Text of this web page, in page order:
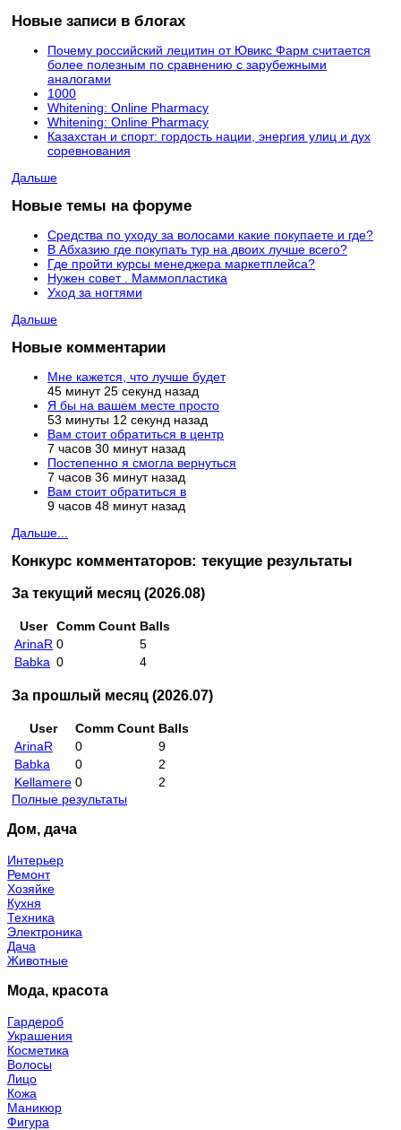
Новые записи в блогах
Почему российский лецитин от Ювикс Фарм считается
более полезным по сравнению с зарубежными
аналогами
1000
Whitening: Online Pharmacy
Whitening: Online Pharmacy
Казахстан и спорт: гордость нации, энергия улиц и дух
соревнования
Дальше
Новые темы на форуме
Средства по уходу за волосами какие покупаете и где?
В Абхазию где покупать тур на двоих лучше всего?
Где пройти курсы менеджера маркетплейса?
Нужен совет . Маммопластика
Уход за ногтями
Дальше
Новые комментарии
Мне кажется, что лучше будет
45 минут 25 секунд назад
Я бы на вашем месте просто
53 минуты 12 секунд назад
Вам стоит обратиться в центр
7 часов 30 минут назад
Постепенно я смогла вернуться
7 часов 36 минут назад
Вам стоит обратиться в
9 часов 48 минут назад
Дальше...
Конкурс комментаторов: текущие результаты
За текущий месяц (2026.08)
User Comm Count Balls
ArinaR 0
5
Babka 0 4
За прошлый месяц (2026.07)
User Comm Count Balls
ArinaR
0
9
Babka
0
2
Kellamere 0
2
Полные результаты
Дом, дача
Интерьер
Ремонт
Хозяйке
Кухня
Техника
Электроника
Дача
Животные
Мода, красота
Гардероб
Украшения
Косметика
Волосы
Лицо
Кожа
Маникюр
Фигура